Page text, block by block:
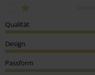
Qualität
Design
Passform